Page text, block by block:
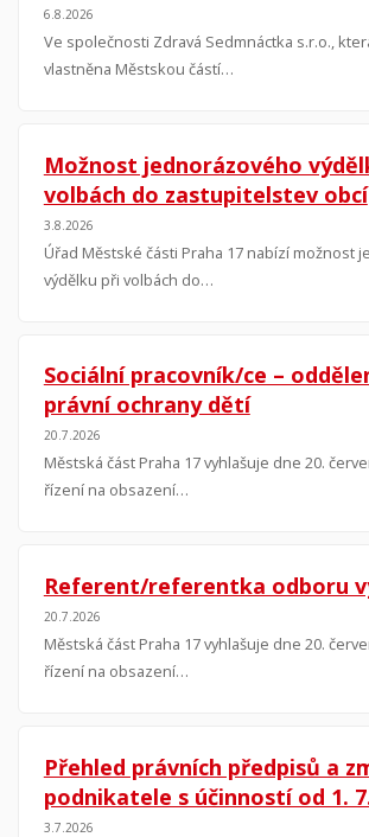
6.8.2026
Ve společnosti Zdravá Sedmnáctka s.r.o.,
vlastněna Městskou částí…
Možnost jednorázového
volbách do zastupitelstev obcí
3.8.2026
Úřad Městské části Praha 17 nabízí možnost
výdělku při volbách do…
Sociální pracovník/ce –
právní ochrany dětí
20.7.2026
Městská část Praha 17 vyhlašuje dne 20.
řízení na obsazení…
Referent/referentka odboru
20.7.2026
Městská část Praha 17 vyhlašuje dne 20.
řízení na obsazení…
Přehled právních předpisů a
podnikatele s účinností od 1.
3.7.2026